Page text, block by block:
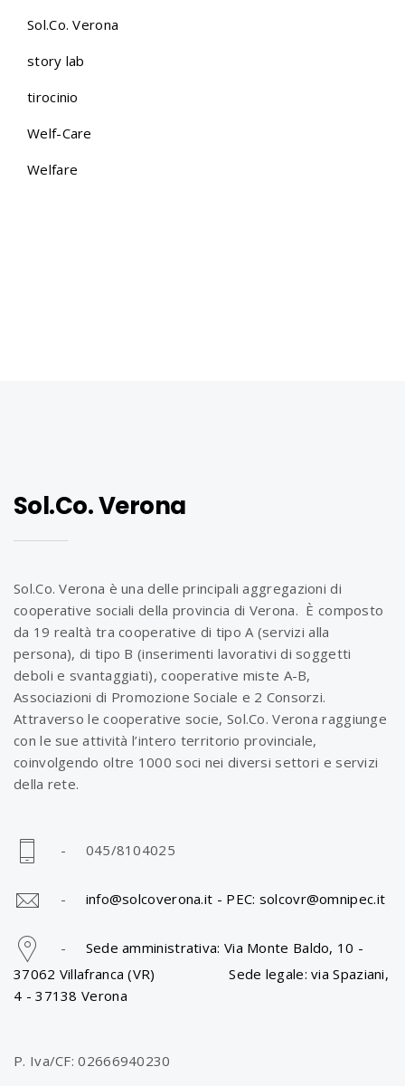
Sol.Co. Verona
story lab
tirocinio
Welf-Care
Welfare
Sol.Co. Verona
Sol.Co. Verona è una delle principali aggregazioni di
cooperative sociali della provincia di Verona. È composto
da 19 realtà tra cooperative di tipo A (servizi alla
persona), di tipo B (inserimenti lavorativi di soggetti
deboli e svantaggiati), cooperative miste A-B,
Associazioni di Promozione Sociale e 2 Consorzi.
Attraverso le cooperative socie, Sol.Co. Verona raggiunge
con le sue attività l’intero territorio provinciale,
coinvolgendo oltre 1000 soci nei diversi settori e servizi
della rete.
- 045/8104025
- info@solcoverona.it - PEC: solcovr@omnipec.it
- Sede amministrativa: Via Monte Baldo, 10 -
37062 Villafranca (VR) Sede legale: via Spaziani,
4 - 37138 Verona
P. Iva/CF: 02666940230